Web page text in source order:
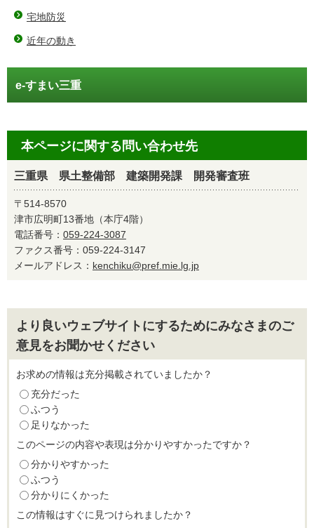
宅地防災
近年の動き
e-すまい三重
本ページに関する問い合わせ先
三重県 県土整備部 建築開発課 開発審査班
〒514-8570
津市広明町13番地（本庁4階）
電話番号： 059-224-3087
ファクス番号：059-224-3147
メールアドレス： kenchiku@pref.mie.lg.jp
より良いウェブサイトにするためにみなさまのご
意見をお聞かせください
お求めの情報は充分掲載されていましたか？
充分だった
ふつう
足りなかった
このページの内容や表現は分かりやすかったですか？
分かりやすかった
ふつう
分かりにくかった
この情報はすぐに見つけられましたか？